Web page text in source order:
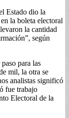
Estado dio la
la boleta electoral
la cantidad
según
para las
mil, la otra se
analistas significó
fue trabajo
Electoral de la